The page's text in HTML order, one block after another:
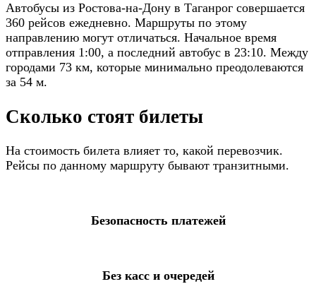
Автобусы из Ростова-на-Дону в Таганрог совершается
360 рейсов ежедневно. Маршруты по этому
направлению могут отличаться. Начальное время
отправления 1:00, а последний автобус в 23:10. Между
городами 73 км, которые минимально преодолеваются
за 54 м.
Сколько стоят билеты
На стоимость билета влияет то, какой перевозчик.
Рейсы по данному маршруту бывают транзитными.
Безопасность платежей
Без касс и очередей